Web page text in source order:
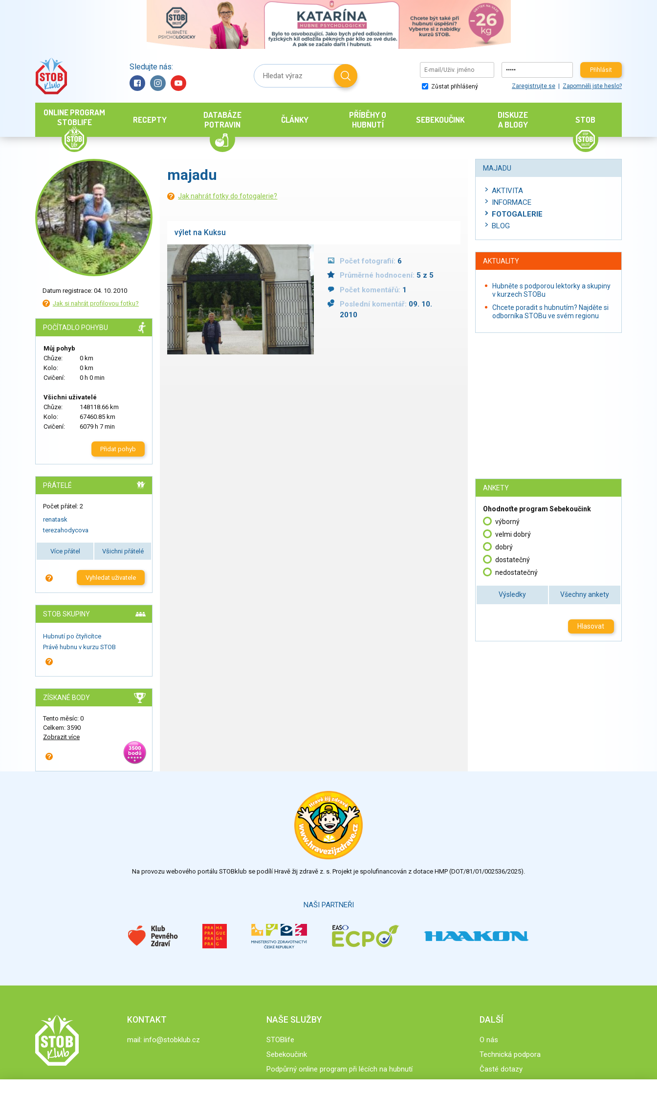
Sledujte nás: Přihlásit
Zůstat přihlášený Zaregistrujte se Zapomněli jste heslo?
ONLINE PROGRAM
STOBLIFE
RECEPTY
DATABÁZE
POTRAVIN
ČLÁNKY
PŘÍBĚHY O
HUBNUTÍ
SEBEKOUČINK
DISKUZE
A BLOGY
STOB
Datum registrace: 04. 10. 2010
Jak si nahrát profilovou fotku?
POČÍTADLO POHYBU
Můj pohyb
Chůze:
0 km
Kolo:
0 km
Cvičení:
0 h 0 min
Všichni uživatelé
Chůze:
148118.66 km
Kolo:
67460.85 km
Cvičení:
6079 h 7 min
Přidat pohyb
PŘÁTELÉ
Počet přátel: 2
renatask
terezahodycova
Více přátel Všichni přátelé
Vyhledat uživatele
STOB SKUPINY
Hubnutí po čtyřicítce
Právě hubnu v kurzu STOB
ZÍSKANÉ BODY
Tento měsíc: 0
Celkem: 3590
Zobrazit více
majadu
Jak nahrát fotky do fotogalerie?
výlet na Kuksu
Počet fotografií: 6
Průměrné hodnocení: 5 z 5
Počet komentářů: 1
Poslední komentář: 09. 10.
2010
MAJADU
AKTIVITA
INFORMACE
FOTOGALERIE
BLOG
AKTUALITY
Hubněte s podporou lektorky a skupiny
v kurzech STOBu
Chcete poradit s hubnutím? Najděte si
odborníka STOBu ve svém regionu
ANKETY
Ohodnoťte program Sebekoučink
výborný
velmi dobrý
dobrý
dostatečný
nedostatečný
Výsledky Všechny ankety
Hlasovat
Na provozu webového portálu STOBklub se podílí Hravě žij zdravě z. s. Projekt je spolufinancován z dotace HMP (DOT/81/01/002536/2025).
NAŠI PARTNEŘI
KONTAKT
mail: info@stobklub.cz
NAŠE SLUŽBY
STOBlife
Sebekoučink
Podpůrný online program při lécích na hubnutí
DALŠÍ
O nás
Technická podpora
Časté dotazy